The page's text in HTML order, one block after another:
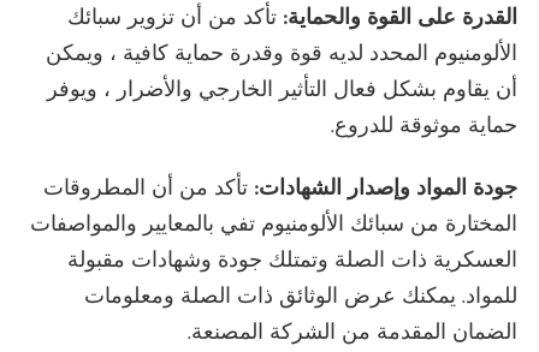
القدرة على القوة والحماية: تأكد من أن تزوير سبائك
الألومنيوم المحدد لديه قوة وقدرة حماية كافية ، ويمكن
أن يقاوم بشكل فعال التأثير الخارجي والأضرار ، ويوفر
حماية موثوقة للدروع.
جودة المواد وإصدار الشهادات: تأكد من أن المطروقات
المختارة من سبائك الألومنيوم تفي بالمعايير والمواصفات
العسكرية ذات الصلة وتمتلك جودة وشهادات مقبولة
للمواد. يمكنك عرض الوثائق ذات الصلة ومعلومات
الضمان المقدمة من الشركة المصنعة.